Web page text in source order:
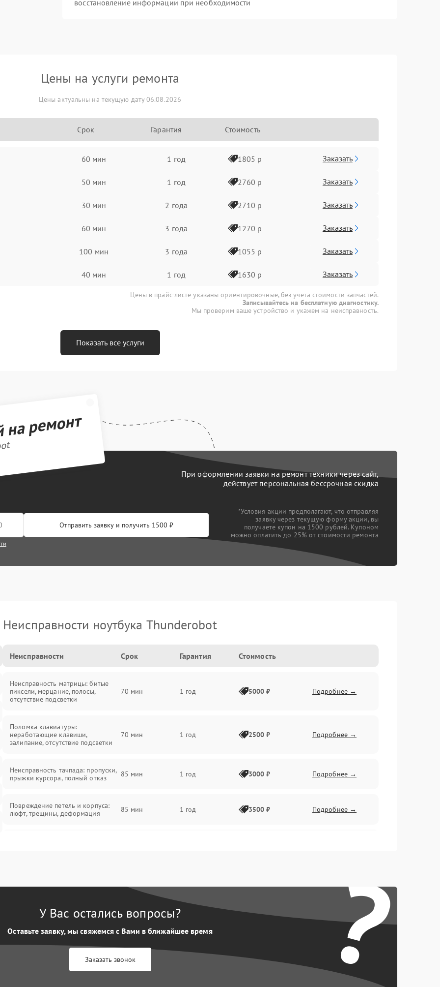
восстановление информации при необходимости
Цены на услуги ремонта
Цены актуальны на текущую дату 06.08.2026
Срок Гарантия Стоимость
60 мин 1 год 1805 р Заказать
50 мин 1 год 2760 р Заказать
30 мин 2 года 2710 р Заказать
60 мин 3 года 1270 р Заказать
100 мин 3 года 1055 р Заказать
40 мин 1 год 1630 р Заказать
Цены в прайс-листе указаны ориентировочные, без учета стоимости запчастей.
Записывайтесь на бесплатную диагностику.
Мы проверим ваше устройство и укажем на неисправность.
Показать все услуги
ремонт
При оформлении заявки на ремонт техники через сайт,
действует персональная бессрочная скидка
Отправить заявку и получить 1500 ₽
*Условия акции предполагают, что отправляя
заявку через текущую форму акции, вы
получаете купон на 1500 рублей. Купоном
можно оплатить до 25% от стоимости ремонта
Неисправности ноутбука Thunderobot
Неисправности Срок Гарантия Стоимость
Неисправность матрицы: битые
пиксели, мерцание, полосы,
отсутствие подсветки
70 мин 1 год 5000 ₽ Подробнее →
Поломка клавиатуры:
неработающие клавиши,
залипание, отсутствие подсветки
70 мин 1 год 2500 ₽ Подробнее →
Неисправность тачпада: пропуски,
прыжки курсора, полный отказ
85 мин 1 год 3000 ₽ Подробнее →
Повреждение петель и корпуса:
люфт, трещины, деформация
85 мин 1 год 3500 ₽ Подробнее →
85 мин 1 год 2000 ₽ Подробнее →
Перегрев из‑за пыли, износа
термопасты или неисправности
кулера
75 мин Подробнее →
Выход из строя SSD или HDD:
медленная загрузка, ошибки
80 мин Подробнее →
?
У Вас остались вопросы?
Оставьте заявку, мы свяжемся с Вами в ближайшее время
Заказать звонок